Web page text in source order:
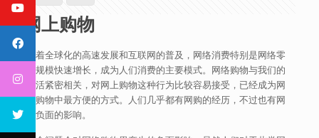
网上购物
随着全球化的高速发展和互联网的普及，网络消费特别是网络零
售规模快速增长，成为人们消费的主要模式。网络购物与我们的
生活紧密相关，对网上购物这种行为比较容易接受，已经成为网
上购物中最方便的方式。人们几乎都有网购的经历，不过也有网
购负面的影响。